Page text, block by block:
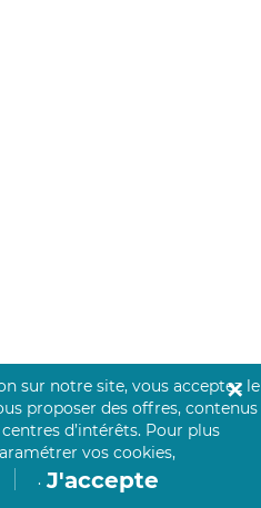
sur notre site, vous acceptez le
proposer des offres, contenus
d’intérêts. Pour plus
vos cookies,
. J'accepte
✕